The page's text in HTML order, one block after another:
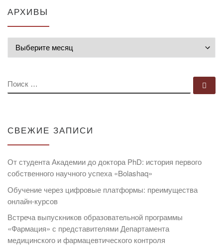
АРХИВЫ
ПОИСК
СВЕЖИЕ ЗАПИСИ
От студента Академии до доктора PhD: история первого
собственного научного успеха «Bolashaq»
Обучение через цифровые платформы: преимущества
онлайн-курсов
Встреча выпускников образовательной программы
«Фармация» с представителями Департамента
медицинского и фармацевтического контроля